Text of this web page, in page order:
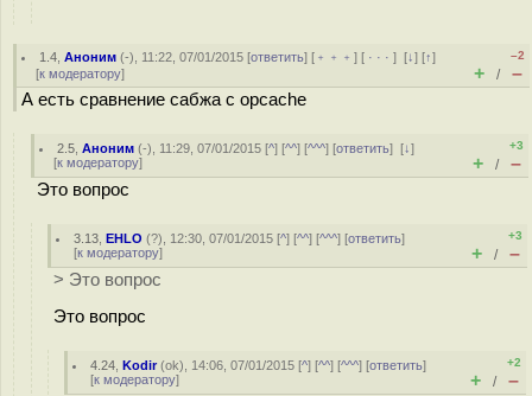
1.4 ,Аноним (-), 11:22, 07/01/2015 [ответить] [ ﹢﹢﹢] [ · · ·][↓] [↑]
[к модератору]
–2
+ / –
А есть сравнение сабжа с opcache
2.5 ,Аноним (-), 11:29, 07/01/2015 [^] [^^] [^^^] [ответить][↓]
[к модератору]
+3
+ / –
Это вопрос
3.13 ,EHLO (?), 12:30, 07/01/2015 [^] [^^] [^^^] [ответить]
[к модератору]
+3
+ / –
> Это вопрос
Это вопрос
4.24 ,Kodir(ok), 14:06, 07/01/2015 [^] [^^] [^^^] [ответить]
[к модератору]
+2
+ / –